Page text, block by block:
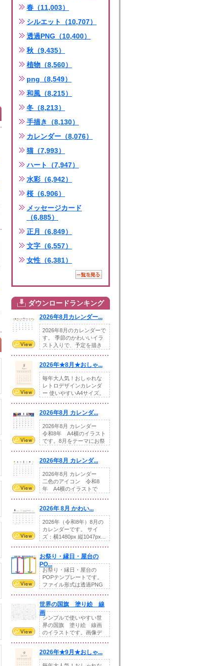
春（11,003）
シルエット（10,707）
透過PNG（10,400）
秋（9,435）
植物（8,560）
png（8,549）
和風（8,215）
冬（8,213）
手描き（8,130）
カレンダー（8,076）
猫（7,993）
ハート（7,947）
水彩（6,942）
桜（6,906）
メッセージカード
（6,885）
正月（6,849）
文字（6,557）
女性（6,381）
ダウンロードランキング
2026年8月カレンダー...
2026年8月のカレンダーで
す。 季節のかわいいイラ
スト入りで、予定を描き
2026年★8月★おしゃ...
毎年大人気！おしゃれな
レトロデザインカレンダ
ー 使いやすいA4サイズ。
2026年8月 カレンダ...
2026年8月 カレンダー
令和8年 A4横のイラスト
です。8月をテーマにお祭
2026年8月 カレンダ...
2026年8月 カレンダー
二色のアイコン 令和8
年 A4横のイラストで
2026年 8月 かわい...
2026年（令和8年）8月の
カレンダーです。 サイ
ズ：横1480px 縦1047px...
お祭り・縁日・屋台の
PO...
お祭り・縁日・屋台の
POPテンプレートです。
ファイル形式は透過PNG
世界の国旗 塗り絵 線
画
シンプルで使いやすい世
界の国旗 塗り絵 線画
のイラストです。画像デ
2026年★9月★おしゃ...